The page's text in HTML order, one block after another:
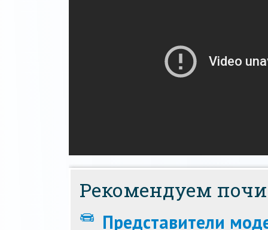
Рекомендуем
Представители